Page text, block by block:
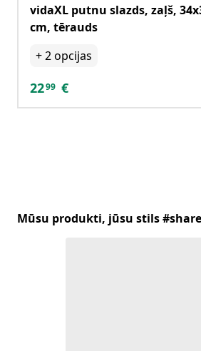
vidaXL putnu slazds, zaļš,
cm, tērauds
+2opcijas
2299 €
Mūsu produkti, jūsu stils